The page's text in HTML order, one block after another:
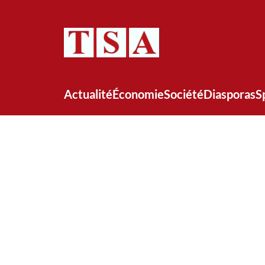
ActualitéÉconomieSociétéDiasporas